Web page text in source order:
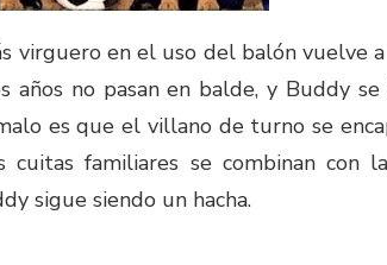
virguero en el uso del balón vuelve
años no pasan en balde, y Buddy
es que el villano de turno se
cuitas familiares se combinan con
sigue siendo un hacha.